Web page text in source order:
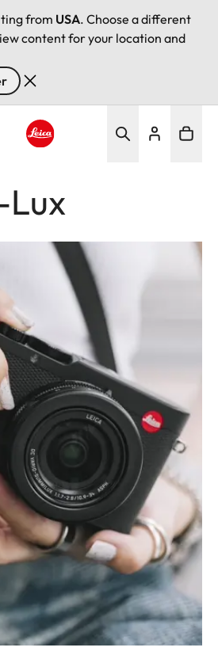
from USA. Choose a different
content for your location and
Lux